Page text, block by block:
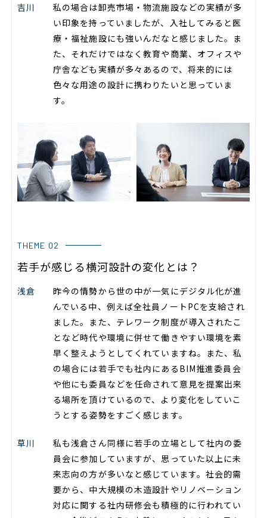
吉川
私の場合は卸売市場・物流施設などの実績が多
い印象を持っていましたが、入社してみると医
療・福祉施設にも強いんだなと感じました。ま
た、それだけではなく教育や商業、オフィスや
庁舎なども実績が多々あるので、将来的には
色々な用途の設計に携わりたいと思っていま
す。
THEME 02
若手が感じる横河設計の変化とは？
浅倉
昨今の情勢から世の中が一気にデジタル化が進
んでいる中、例えば全社員ノートPCを支給され
ました。また、テレワーク制度が導入されたこ
となど時代や環境に併せて働きやすい環境を素
早く整えようとしてくれていますね。また、私
の場合には若手でも社内にあるBIM推進委員会
や他にも委員などを任命されて意見を提案出来
る場所を頂けているので、より変化をしていこ
うとする姿勢をすごく感じます。
草川
私も浅倉さん同様に若手の立場として社内の委
員会に参加していますが、思っていた以上に未
来志向の方が多いなと感じています。社会的需
要から、中大規模の木造設計やリノベーション
対応に関する社内研修会も積極的に行われてい